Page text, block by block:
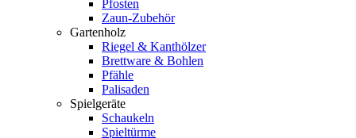
Pfosten
Zaun-Zubehör
Gartenholz
Riegel & Kanthölzer
Brettware & Bohlen
Pfähle
Palisaden
Spielgeräte
Schaukeln
Spieltürme